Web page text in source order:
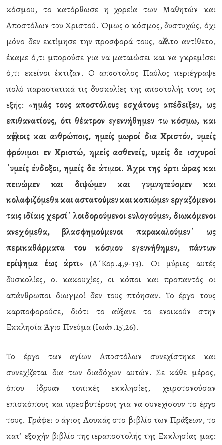
κόσμου, το κατόρθωσε η χορεία των Μαθητών και
Αποστόλων του Χριστού. Όμως ο κόσμος, δυστυχώς, όχι
μόνο δεν εκτίμησε την προσφορά τους, αλλά το αντίθετο,
έκαμε ό,τι μπορούσε για να ματαιώσει και να γκρεμίσει
ό,τι εκείνοι έκτιζαν. Ο απόστολος Παύλος περιέγραψε
πολύ παραστατικά τις δυσκολίες της αποστολής τους ως
εξής: «ημάς τους αποστόλους εσχάτους απέδειξεν, ως
επιθανατίους, ότι θέατρον εγεννήθημεν τω κόσμω, και
αγγέλοις και ανθρώποις, ημείς μωροί δια Χριστόν, υμείς
φρόνιμοι εν Χριστώ, ημείς ασθενείς, υμείς δε ισχυροί
΄υμείς ένδοξοι, ημείς δε άτιμοι. Άχρι της άρτι ώρας και
πεινώμεν και διψώμεν και γυμνητεύομεν και
κολαφιζόμεθα και αστατούμεν και κοπιώμεν εργαζόμενοι
ταις ιδίαις χερσί΄ λοιδορούμενοι ευλογούμεν, διωκόμενοι
ανεχόμεθα, βλασφημούμενοι παρακαλούμεν΄ ως
περικαθάρματα του κόσμου εγεννήθημεν, πάντων
ερίψημα έως άρτι» (Α΄Κορ.4,9-13). Οι μύριες αυτές
δυσκολίες, οι κακουχίες, οι κόποι και προπαντός οι
απάνθρωποι διωγμοί δεν τους πτόησαν. Το έργο τους
καρποφορούσε, διότι το αύξανε το ενοικούν στην
Εκκλησία Άγιο Πνεύμα (Ιωάν.15,26).
Το έργο των αγίων Αποστόλων συνεχίστηκε και
συνεχίζεται δια των διαδόχων αυτών. Σε κάθε μέρος,
όπου ίδρυαν τοπικές εκκλησίες, χειροτονούσαν
επισκόπους και πρεσβυτέρους για να συνεχίσουν το έργο
τους. Γράφει ο άγιος Λουκάς στο βιβλίο των Πράξεων, το
κατ’ εξοχήν βιβλίο της ιεραποστολής της Εκκλησίας μας: